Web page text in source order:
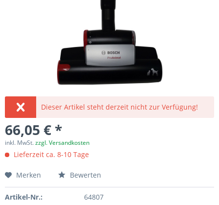
Dieser Artikel steht derzeit nicht zur Verfügung!
66,05 € *
inkl. MwSt.zzgl. Versandkosten
Lieferzeit ca. 8-10 Tage
Merken Bewerten
Artikel-Nr.: 64807